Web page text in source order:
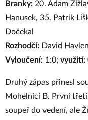
Branky: 20. Adam
Hanusek, 35. Patrik
Dočekal
Rozhodčí: David
Vyloučení: 1:0; využití:
Druhý zápas přinesl
Mohelnicí B. První
soupeř do vedení, ale